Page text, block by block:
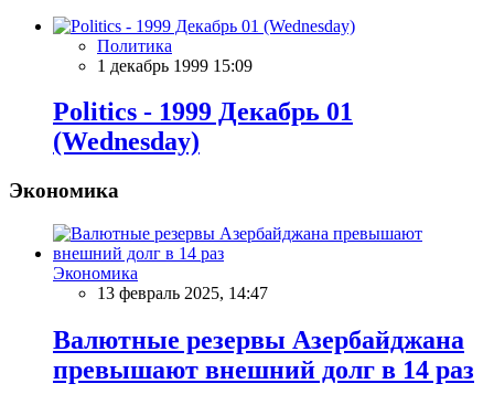
Политика
1 декабрь 1999 15:09
Politics - 1999 Декабрь 01
(Wednesday)
Экономика
Экономика
13 февраль 2025, 14:47
Валютные резервы Азербайджана
превышают внешний долг в 14 раз